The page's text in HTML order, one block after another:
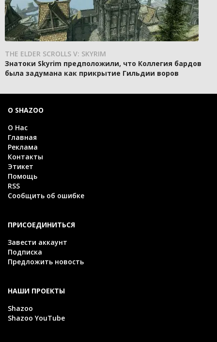
THE ELDER SCROLLS V: SKYRIM
Знатоки Skyrim предположили, что Коллегия бардов
была задумана как прикрытие Гильдии воров
О SHAZOO
О Нас
Главная
Реклама
Контакты
Этикет
Помощь
RSS
Сообщить об ошибке
ПРИСОЕДИНИТЬСЯ
Завести аккаунт
Подписка
Предложить новость
НАШИ ПРОЕКТЫ
Shazoo
Shazoo YouTube